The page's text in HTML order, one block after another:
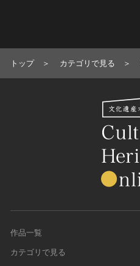
トップ カテゴリで見る
作品一覧
カテゴリで見る